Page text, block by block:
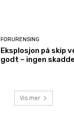
FORURENSING
Eksplosjon på skip
godt – ingen
Vis mer